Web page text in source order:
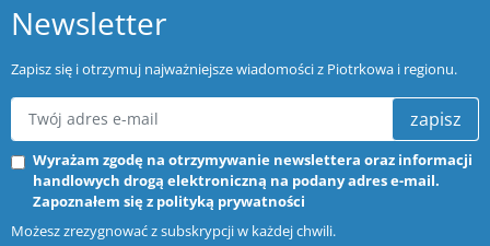
Newsletter
Zapisz się i otrzymuj najważniejsze wiadomości z Piotrkowa i regionu.
zapisz
Wyrażam zgodę na otrzymywanie newslettera oraz informacji
handlowych drogą elektroniczną na podany adres e-mail.
Zapoznałem się z polityką prywatności
Możesz zrezygnować z subskrypcji w każdej chwili.